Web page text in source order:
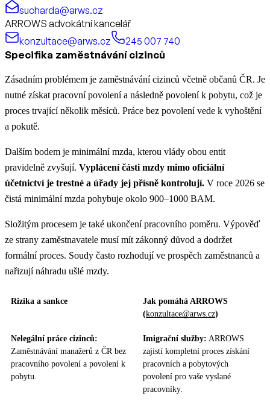
sucharda@arws.cz
ARROWS advokátní kancelář
konzultace@arws.cz
245 007 740
Specifika zaměstnávání cizinců
Zásadním problémem je zaměstnávání cizinců včetně občanů ČR. Je
nutné získat pracovní povolení a následně povolení k pobytu, což je
proces trvající několik měsíců. Práce bez povolení vede k vyhoštění
a pokutě.
Dalším bodem je minimální mzda, kterou vlády obou entit
pravidelně zvyšují. Vyplácení části mzdy mimo oficiální
účetnictví je trestné a úřady jej přísně kontrolují. V roce 2026 se
čistá minimální mzda pohybuje okolo 900–1000 BAM.
Složitým procesem je také ukončení pracovního poměru. Výpověď
ze strany zaměstnavatele musí mít zákonný důvod a dodržet
formální proces. Soudy často rozhodují ve prospěch zaměstnanců a
nařizují náhradu ušlé mzdy.
Rizika a sankce
Jak pomáhá ARROWS
(konzultace@arws.cz)
Nelegální práce cizinců:
Zaměstnávání manažerů z ČR bez
pracovního povolení a povolení k
pobytu.
Imigrační služby: ARROWS
zajistí kompletní proces získání
pracovních a pobytových
povolení pro vaše vyslané
pracovníky.